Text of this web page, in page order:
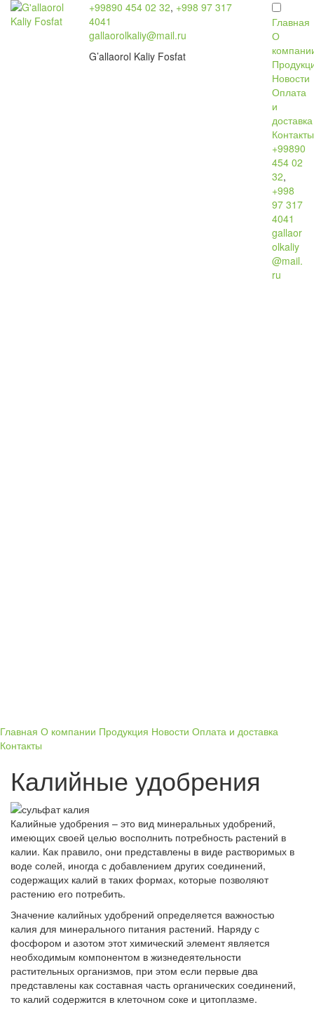
+99890 454 02 32, +998 97 317
4041
gallaorolkaliy@mail.ru
G’allaorol Kaliy Fosfat
Главная
О
Новости
Оплата
и
доставка
Контакты
+99890
454 02
32,
+998
97 317
4041
gallaor
olkaliy
@mail.
ru
Главная О компании Продукция Новости Оплата и доставка
Контакты
Калийные удобрения
Калийные удобрения – это вид минеральных удобрений,
имеющих своей целью восполнить потребность растений в
калии. Как правило, они представлены в виде растворимых в
воде солей, иногда с добавлением других соединений,
содержащих калий в таких формах, которые позволяют
растению его потребить.
Значение калийных удобрений определяется важностью
калия для минерального питания растений. Наряду с
фосфором и азотом этот химический элемент является
необходимым компонентом в жизнедеятельности
растительных организмов, при этом если первые два
представлены как составная часть органических соединений,
то калий содержится в клеточном соке и цитоплазме.